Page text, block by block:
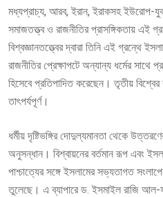
মধ্যপ্রাচ্য, আরব, ইরান, ইরাকসহ ইউরোপ-
সমাজতত্ত্ব ও রাজনীতির প্রাসঙ্গিকতায় এই
বিশ্বজ্ঞানতত্ত্বের দ্বারা তিনি এই গ্রন্থে
রাজনীতির প্রেক্ষাপটে অন্যান্য ধর্মের সাথে
হিসেবে প্রতিপাদিত করেছেন। তৃতীয় বিশ্বের
তাৎপর্যপূর্ণ।
ধর্মীয় দৃষ্টিভঙ্গির দোদুল্যমানতা থেকে
অনুসন্ধান। বিশ্বায়নের বর্তমান রূপ এবং
পাশ্চাত্যের সঙ্গে ইসলামের সভ্যতাগত
তুলেছে। এ ব্যাপারে ড. ইসমাইল রাজি আল-